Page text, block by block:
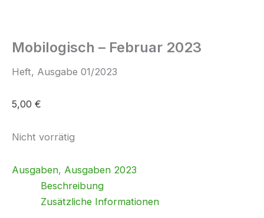
Mobilogisch – Februar 2023
Heft, Ausgabe 01/2023
5,00 €
Nicht vorrätig
Ausgaben, Ausgaben 2023
Beschreibung
Zusätzliche Informationen